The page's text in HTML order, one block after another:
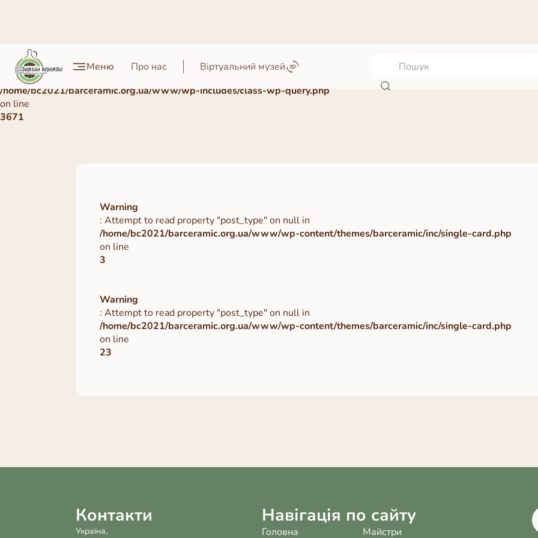
Меню Про нас Віртуальний музей
Warning
: Undefined array key 0 in
/home/bc2021/barceramic.org.ua/www/wp-includes/class-wp-query.php
on line
3671
Warning
: Attempt to read property "post_type" on null in
/home/bc2021/barceramic.org.ua/www/wp-content/themes/barceramic/inc/single-card.php
on line
3
Warning
: Attempt to read property "post_type" on null in
/home/bc2021/barceramic.org.ua/www/wp-content/themes/barceramic/inc/single-card.php
on line
23
Контакти
Україна,
Навігація по сайту
Головна Майстри